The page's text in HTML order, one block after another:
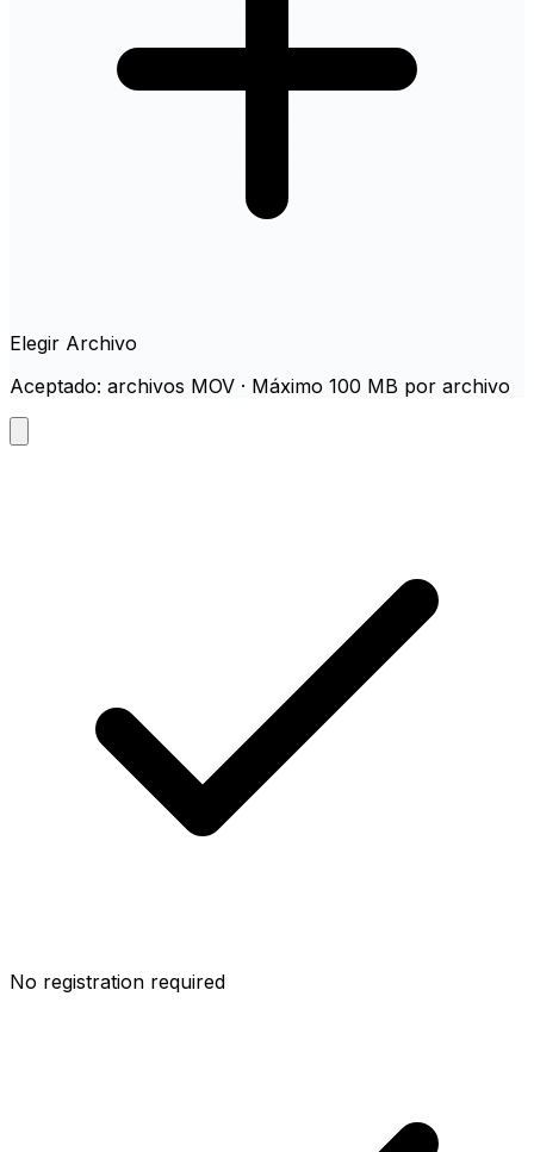
Elegir Archivo
Aceptado: archivos MOV · Máximo 100 MB por archivo
No registration required